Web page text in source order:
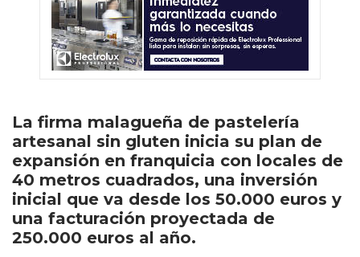
La firma malagueña de pastelería
artesanal sin gluten inicia su plan de
expansión en franquicia con locales de
40 metros cuadrados, una inversión
inicial que va desde los 50.000 euros y
una facturación proyectada de
250.000 euros al año.